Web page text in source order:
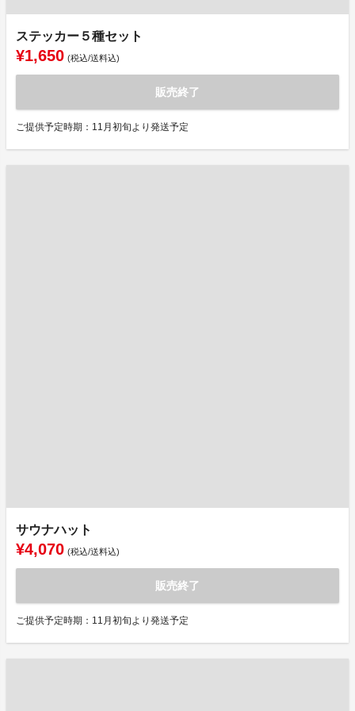
ステッカー５種セット
¥1,650 (税込/送料込)
販売終了
ご提供予定時期：11月初旬より発送予定
サウナハット
¥4,070 (税込/送料込)
販売終了
ご提供予定時期：11月初旬より発送予定